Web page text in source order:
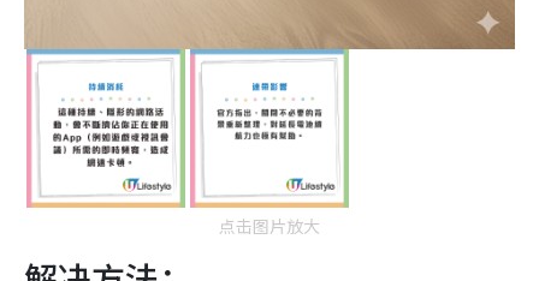
点击图片放大